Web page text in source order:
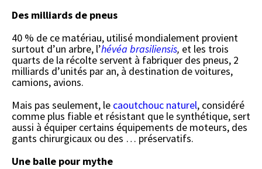
Des milliards de pneus
40 % de ce matériau, utilisé mondialement provient
surtout d’un arbre, l’hévéa brasiliensis, et les trois
quarts de la récolte servent à fabriquer des pneus, 2
milliards d’unités par an, à destination de voitures,
camions, avions.
Mais pas seulement, le caoutchouc naturel, considéré
comme plus fiable et résistant que le synthétique, sert
aussi à équiper certains équipements de moteurs, des
gants chirurgicaux ou des … préservatifs.
Une balle pour mythe